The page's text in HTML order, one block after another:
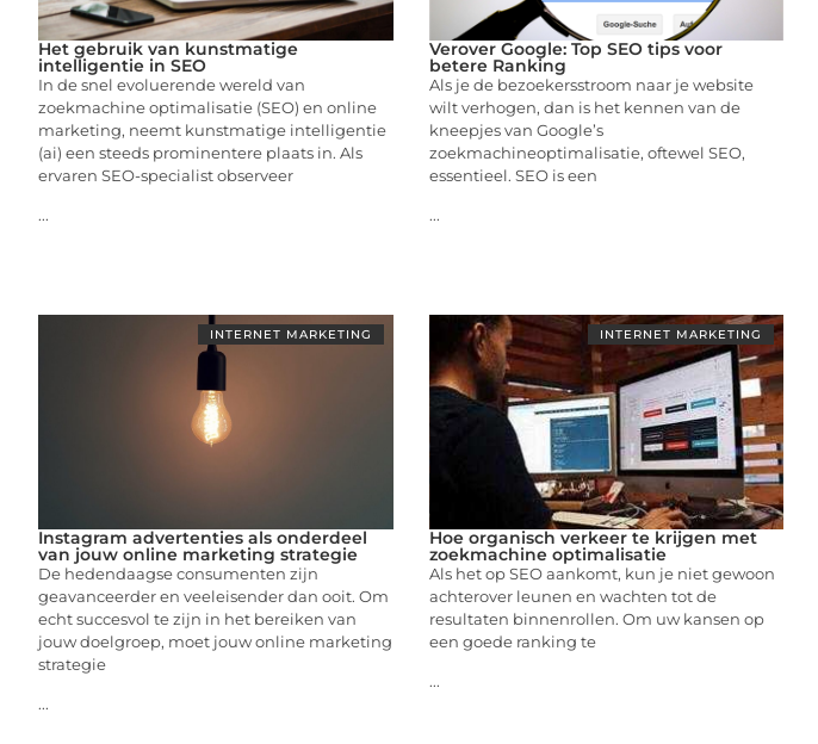
Het gebruik van kunstmatige
intelligentie in SEO
In de snel evoluerende wereld van
zoekmachine optimalisatie (SEO) en online
marketing, neemt kunstmatige intelligentie
(ai) een steeds prominentere plaats in. Als
ervaren SEO-specialist observeer
...
Verover Google: Top SEO tips voor
betere Ranking
Als je de bezoekersstroom naar je website
wilt verhogen, dan is het kennen van de
kneepjes van Google’s
zoekmachineoptimalisatie, oftewel SEO,
essentieel. SEO is een
...
INTERNET MARKETING
Instagram advertenties als onderdeel
van jouw online marketing strategie
De hedendaagse consumenten zijn
geavanceerder en veeleisender dan ooit. Om
echt succesvol te zijn in het bereiken van
jouw doelgroep, moet jouw online marketing
strategie
...
INTERNET MARKETING
Hoe organisch verkeer te krijgen met
zoekmachine optimalisatie
Als het op SEO aankomt, kun je niet gewoon
achterover leunen en wachten tot de
resultaten binnenrollen. Om uw kansen op
een goede ranking te
...